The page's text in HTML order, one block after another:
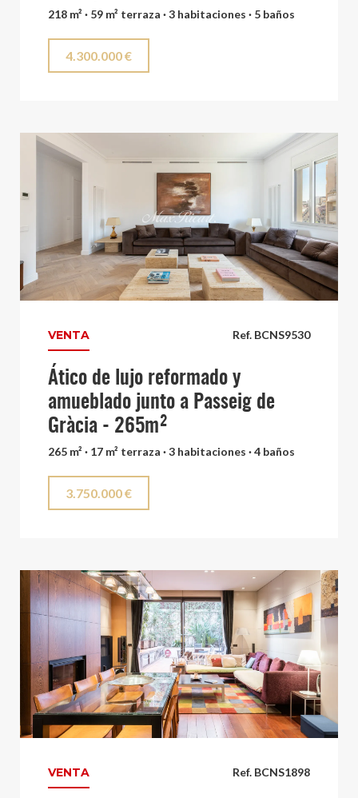
218 m² · 59 m² terraza · 3 habitaciones · 5 baños
4.300.000 €
Ref. BCNS9530
VENTA
Ático de lujo reformado y
amueblado junto a Passeig de
Gràcia - 265m²
265 m² · 17 m² terraza · 3 habitaciones · 4 baños
3.750.000 €
Ref. BCNS1898
VENTA